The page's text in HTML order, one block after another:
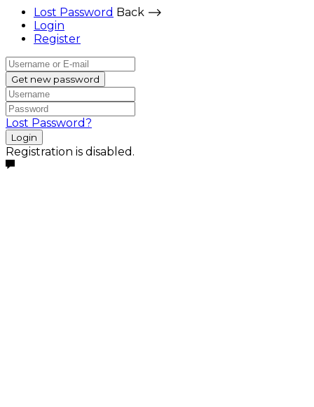
Lost Password Back ⟶
Login
Register
Get new password
Lost Password?
Login
Registration is disabled.